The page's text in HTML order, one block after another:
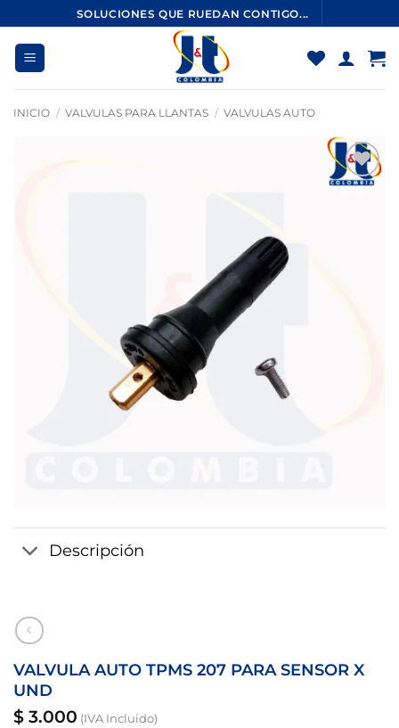
al
contenido
SOLUCIONES QUE RUEDAN CONTIGO...
INICIO / VALVULAS PARA LLANTAS / VALVULAS AUTO
Descripción
VALVULA AUTO TPMS 207 PARA SENSOR X
UND
$ 3.000 (IVA Incluido)